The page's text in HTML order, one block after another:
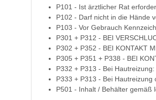
P101 - Ist ärztlicher Rat
P102 - Darf nicht in die Hände
P103 - Vor Gebrauch
P301 + P312 - BEI
P302 + P352 - BEI KONTAKT
P305 + P351 + P338 - BEI
P332 + P313 - Bei
P333 + P313 - Bei Hautreizung
P501 - Inhalt / Behälter gemäß